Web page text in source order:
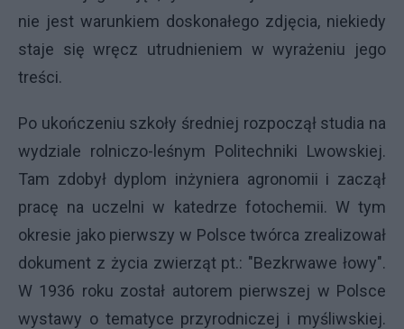
nie jest warunkiem doskonałego zdjęcia, niekiedy
staje się wręcz utrudnieniem w wyrażeniu jego
treści.
Po ukończeniu szkoły średniej rozpoczął studia na
wydziale rolniczo-leśnym Politechniki Lwowskiej.
Tam zdobył dyplom inżyniera agronomii i zaczął
pracę na uczelni w katedrze fotochemii. W tym
okresie jako pierwszy w Polsce twórca zrealizował
dokument z życia zwierząt pt.: "Bezkrwawe łowy".
W 1936 roku został autorem pierwszej w Polsce
wystawy o tematyce przyrodniczej i myśliwskiej.